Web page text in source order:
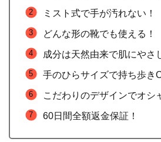
ミスト式で手が汚れない！
どんな形の靴でも使える！
成分は天然由来で肌にやさ
手のひらサイズで持ち歩き
こだわりのデザインでオシ
60日間全額返金保証！